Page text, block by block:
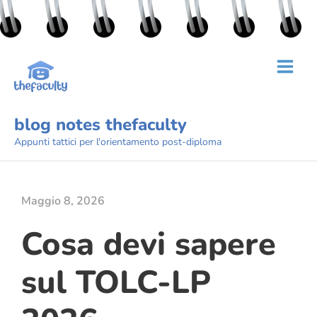
blog notes thefaculty
Appunti tattici per l'orientamento post-diploma
Maggio 8, 2026
Cosa devi sapere
sul TOLC-LP